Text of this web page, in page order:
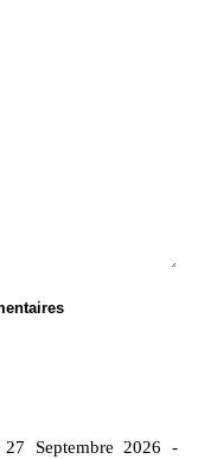
Septembre 2026
-